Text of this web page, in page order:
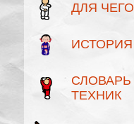
ДЛЯ ЧЕГО
ИСТОРИЯ
СЛОВАРЬ
ТЕХНИК